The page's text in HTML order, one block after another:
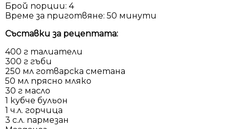
Брой порции: 4
Време за приготвяне: 50 минути
Съставки за рецептата:
400 г талиатели
300 г гъби
250 мл готварска сметана
50 мл прясно мляко
30 г масло
1 кубче бульон
1 ч.л. горчица
3 с.л. пармезан